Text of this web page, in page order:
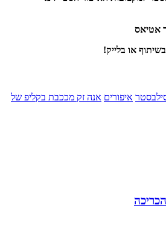
אטיאס
או בלייק!
איפורים אנה זק מככבת בקליפ של